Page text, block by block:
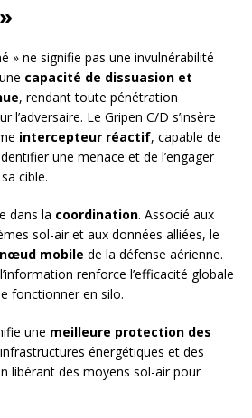
» ne signifie pas une invulnérabilité
capacité de dissuasion et
, rendant toute pénétration
l’adversaire. Le Gripen C/D s’insère
intercepteur réactif, capable de
une menace et de l’engager
cible.
dans la coordination. Associé aux
sol-air et aux données alliées, le
nœud mobile de la défense aérienne.
renforce l’efficacité globale
fonctionner en silo.
une meilleure protection des
énergétiques et des
libérant des moyens sol-air pour